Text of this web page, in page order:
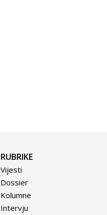
RUBRIKE
Vijesti
Dossier
Kolumne
Intervju